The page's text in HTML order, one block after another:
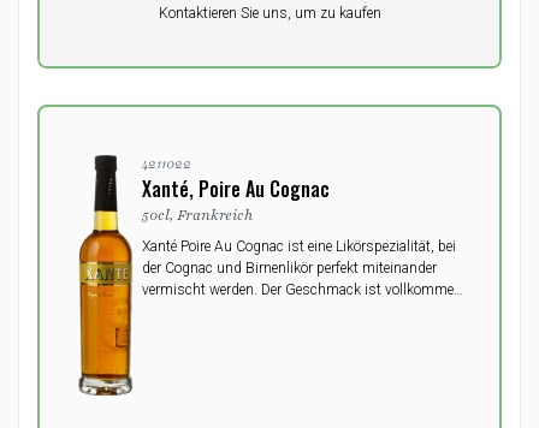
Kontaktieren Sie uns, um zu kaufen
4211022
Xanté, Poire Au Cognac
50cl, Frankreich
Xanté Poire Au Cognac ist eine Likörspezialität, bei
der Cognac und Birnenlikör perfekt miteinander
vermischt werden. Der Geschmack ist vollkommen